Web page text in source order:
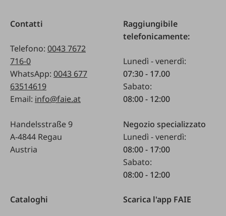
Contatti
Telefono: 0043 7672
716-0
WhatsApp: 0043 677
63514619
Email: info@faie.at
Handelsstraße 9
A-4844 Regau
Austria
Raggiungibile
telefonicamente:
Lunedì - venerdì:
07:30 - 17.00
Sabato:
08:00 - 12:00
Negozio specializzato
Lunedì - venerdì:
08:00 - 17:00
Sabato:
08:00 - 12:00
Cataloghi Scarica l'app FAIE